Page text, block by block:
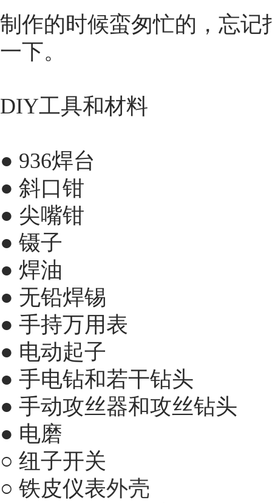
制作的时候蛮匆忙的，忘
一下。
DIY工具和材料
● 936焊台
● 斜口钳
● 尖嘴钳
● 镊子
● 焊油
● 无铅焊锡
● 手持万用表
● 电动起子
● 手电钻和若干钻头
● 手动攻丝器和攻丝钻头
● 电磨
○ 纽子开关
○ 铁皮仪表外壳